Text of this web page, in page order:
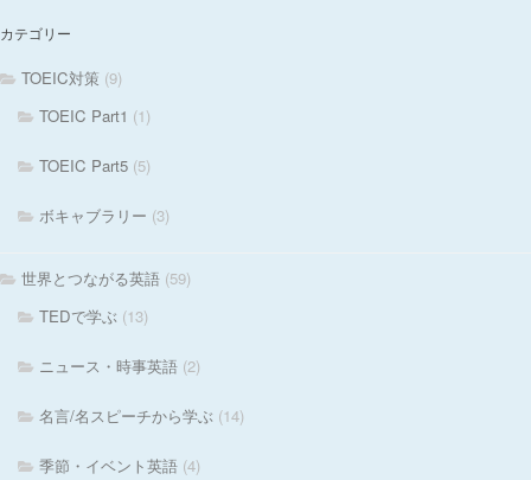
カテゴリー
TOEIC対策 (9)
TOEIC Part1 (1)
TOEIC Part5 (5)
ボキャブラリー (3)
世界とつながる英語 (59)
TEDで学ぶ (13)
ニュース・時事英語 (2)
名言/名スピーチから学ぶ (14)
季節・イベント英語 (4)